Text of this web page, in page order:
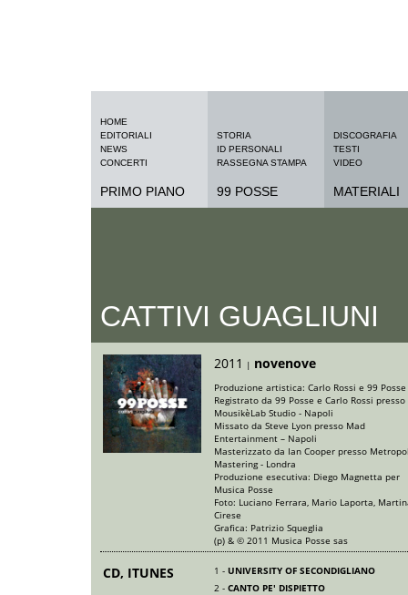
HOME
EDITORIALI
NEWS
CONCERTI
PRIMO PIANO
STORIA
ID PERSONALI
RASSEGNA STAMPA
99 POSSE
DISCOGRAFIA
TESTI
VIDEO
MATERIALI
CATTIVI GUAGLIUNI
2011 | novenove
Produzione artistica: Carlo Rossi e 99 Posse
Registrato da 99 Posse e Carlo Rossi presso
MousikèLab Studio - Napoli
Missato da Steve Lyon presso Mad
Entertainment – Napoli
Masterizzato da Ian Cooper presso
Mastering - Londra
Produzione esecutiva: Diego Magnetta per
Musica Posse
Foto: Luciano Ferrara, Mario Laporta,
Cirese
Grafica: Patrizio Squeglia
(p) & © 2011 Musica Posse sas
CD, ITUNES 1 - UNIVERSITY OF SECONDIGLIANO
2 - CANTO PE' DISPIETTO